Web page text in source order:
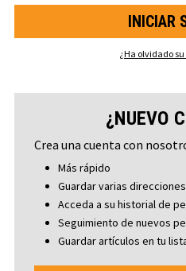
¿Ha olvidado
¿NUEVO
Crea una cuenta con
Más rápido
Guardar varias
Acceda a su historial de
Seguimiento de nuevos
Guardar artículos en tu